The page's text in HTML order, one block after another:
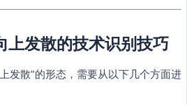
上发散的技术识别技巧
发散”的形态，需要从以下几个方面进